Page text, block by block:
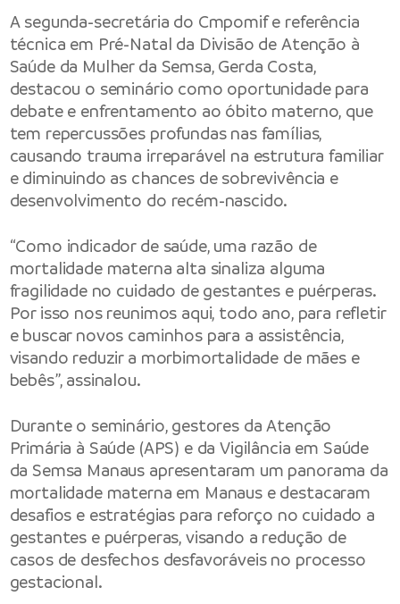
A segunda-secretária do Cmpomif e referência
técnica em Pré-Natal da Divisão de Atenção à
Saúde da Mulher da Semsa, Gerda Costa,
destacou o seminário como oportunidade para
debate e enfrentamento ao óbito materno, que
tem repercussões profundas nas famílias,
causando trauma irreparável na estrutura familiar
e diminuindo as chances de sobrevivência e
desenvolvimento do recém-nascido.
“Como indicador de saúde, uma razão de
mortalidade materna alta sinaliza alguma
fragilidade no cuidado de gestantes e puérperas.
Por isso nos reunimos aqui, todo ano, para refletir
e buscar novos caminhos para a assistência,
visando reduzir a morbimortalidade de mães e
bebês”, assinalou.
Durante o seminário, gestores da Atenção
Primária à Saúde (APS) e da Vigilância em Saúde
da Semsa Manaus apresentaram um panorama da
mortalidade materna em Manaus e destacaram
desafios e estratégias para reforço no cuidado a
gestantes e puérperas, visando a redução de
casos de desfechos desfavoráveis no processo
gestacional.